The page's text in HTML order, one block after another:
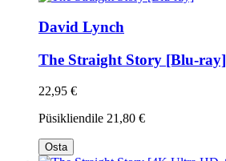
David Lynch
The Straight Story [Blu-ray]
22,95 €
Püsikliendile 21,80 €
Osta